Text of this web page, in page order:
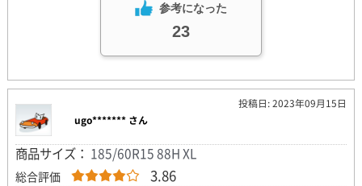
参考になった
23
投稿日: 2023年09月15日
ugo******* さん
商品サイズ： 185/60R15 88H XL
総合評価 3.86